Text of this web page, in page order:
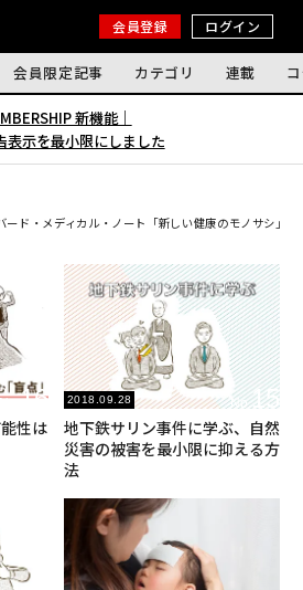
会員登録 ログイン
会員限定記事 カテゴリ 連載
新機能｜
表示を最小限にしました
ード・メディカル・ノート「新しい健康のモノサシ」
No.16
性は
2018.09.28 No.15
地下鉄サリン事件に学ぶ、自然
災害の被害を最小限に抑える方
法